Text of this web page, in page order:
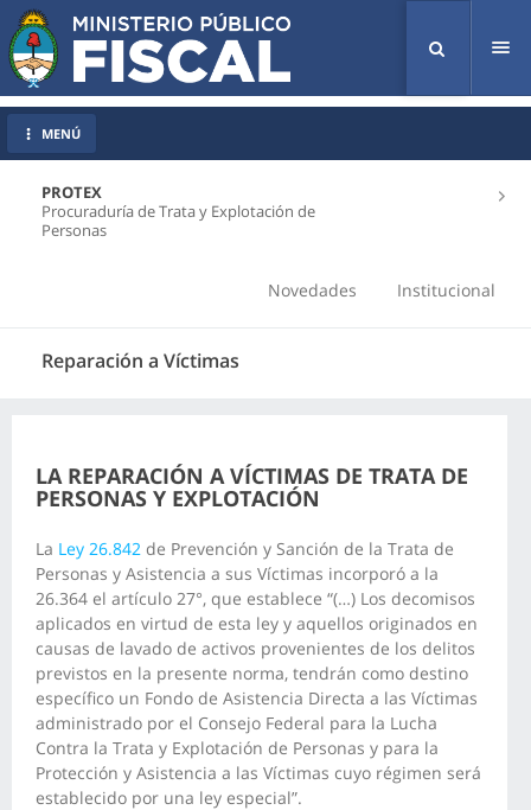
PROTEX
Procuraduría de Trata y Explotación de
Personas
Novedades Institucional
Reparación a Víctimas
MENÚ
LA REPARACIÓN A VÍCTIMAS DE TRATA DE
PERSONAS Y EXPLOTACIÓN
La Ley 26.842 de Prevención y Sanción de la Trata de
Personas y Asistencia a sus Víctimas incorporó a la
26.364 el artículo 27°, que establece “(…) Los decomisos
aplicados en virtud de esta ley y aquellos originados en
causas de lavado de activos provenientes de los delitos
previstos en la presente norma, tendrán como destino
específico un Fondo de Asistencia Directa a las Víctimas
administrado por el Consejo Federal para la Lucha
Contra la Trata y Explotación de Personas y para la
Protección y Asistencia a las Víctimas cuyo régimen será
establecido por una ley especial”.